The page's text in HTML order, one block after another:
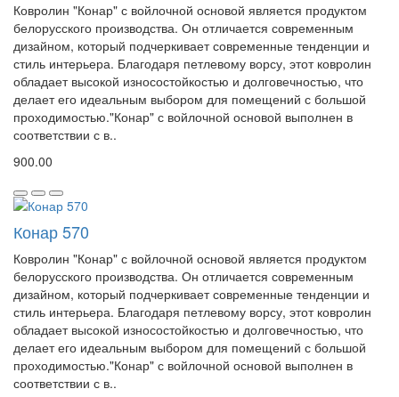
Ковролин "Конар" с войлочной основой является продуктом
белорусского производства. Он отличается современным
дизайном, который подчеркивает современные тенденции и
стиль интерьера. Благодаря петлевому ворсу, этот ковролин
обладает высокой износостойкостью и долговечностью, что
делает его идеальным выбором для помещений с большой
проходимостью."Конар" с войлочной основой выполнен в
соответствии с в..
900.00
Конар 570
Ковролин "Конар" с войлочной основой является продуктом
белорусского производства. Он отличается современным
дизайном, который подчеркивает современные тенденции и
стиль интерьера. Благодаря петлевому ворсу, этот ковролин
обладает высокой износостойкостью и долговечностью, что
делает его идеальным выбором для помещений с большой
проходимостью."Конар" с войлочной основой выполнен в
соответствии с в..